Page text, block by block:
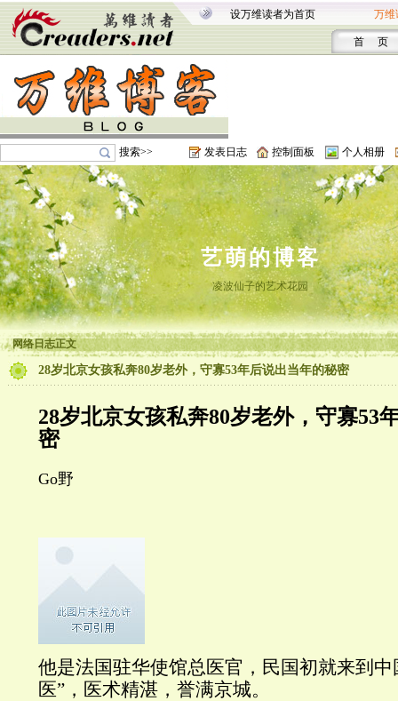
设万维读者为首页 万维
首 页
搜索>> 发表日志 控制面板 个人相册
艺萌的博客
凌波仙子的艺术花园
网络日志正文
28岁北京女孩私奔80岁老外，守寡53年后说出当年的秘密
28岁北京女孩私奔80岁老外，守寡53
密
Go野
他是法国驻华使馆总医官，民国初就来到中
医”，医术精湛，誉满京城。